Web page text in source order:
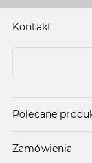
Kontakt
Polecane
Zamówienia